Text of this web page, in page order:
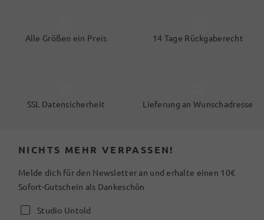
Alle Größen ein Preis 14 Tage Rückgaberecht
SSL Datensicherheit Lieferung an Wunschadresse
NICHTS MEHR VERPASSEN!
Melde dich für den Newsletter an und erhalte einen 10€
Sofort-Gutschein als Dankeschön
Studio Untold